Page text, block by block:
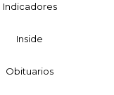
Indicadores
Inside
Obituarios